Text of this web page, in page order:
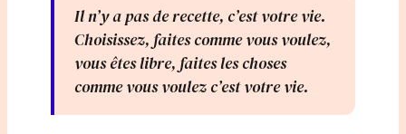
Il n’y a pas de recette, c’est votre vie.
Choisissez, faites comme vous voulez,
vous êtes libre, faites les choses
comme vous voulez c’est votre vie.